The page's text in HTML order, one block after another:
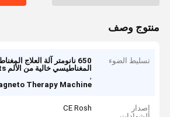
منتوج وصف
تسليط الضوء
650 نانومتر آلة العلاج
المغناطيسي خالية من الألم Emtts
,
Therapy Machine
إصدار
CE Rosh